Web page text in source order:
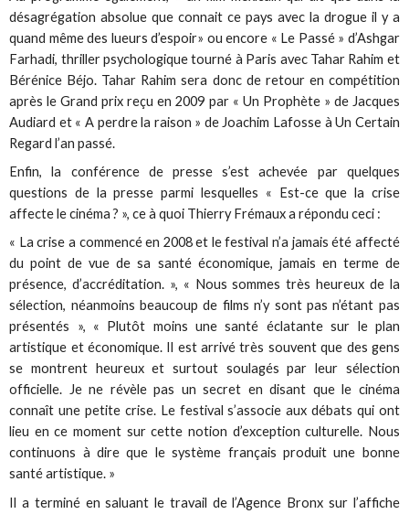
désagrégation absolue que connait ce pays avec la drogue il y a
quand même des lueurs d’espoir» ou encore « Le Passé » d’Ashgar
Farhadi, thriller psychologique tourné à Paris avec Tahar Rahim et
Bérénice Béjo. Tahar Rahim sera donc de retour en compétition
après le Grand prix reçu en 2009 par « Un Prophète » de Jacques
Audiard et « A perdre la raison » de Joachim Lafosse à Un Certain
Regard l’an passé.
Enfin, la conférence de presse s’est achevée par quelques
questions de la presse parmi lesquelles « Est-ce que la crise
affecte le cinéma ? », ce à quoi Thierry Frémaux a répondu ceci :
« La crise a commencé en 2008 et le festival n’a jamais été affecté
du point de vue de sa santé économique, jamais en terme de
présence, d’accréditation. », « Nous sommes très heureux de la
sélection, néanmoins beaucoup de films n’y sont pas n’étant pas
présentés », « Plutôt moins une santé éclatante sur le plan
artistique et économique. Il est arrivé très souvent que des gens
se montrent heureux et surtout soulagés par leur sélection
officielle. Je ne révèle pas un secret en disant que le cinéma
connaît une petite crise. Le festival s’associe aux débats qui ont
lieu en ce moment sur cette notion d’exception culturelle. Nous
continuons à dire que le système français produit une bonne
santé artistique. »
Il a terminé en saluant le travail de l’Agence Bronx sur l’affiche